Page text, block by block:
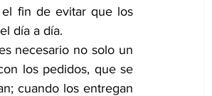
el fin de evitar que los
día a día.
necesario no solo un
los pedidos, que se
cuando los entregan